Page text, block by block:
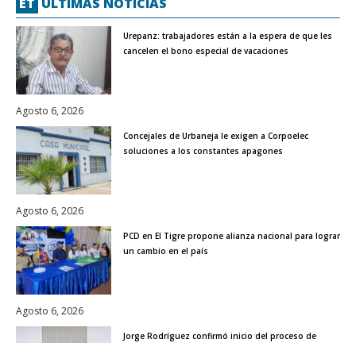
Urepanz: trabajadores están a la espera de que les
cancelen el bono especial de vacaciones
Agosto 6, 2026
Concejales de Urbaneja le exigen a Corpoelec
soluciones a los constantes apagones
Agosto 6, 2026
PCD en El Tigre propone alianza nacional para lograr
un cambio en el país
Agosto 6, 2026
Jorge Rodríguez confirmó inicio del proceso de